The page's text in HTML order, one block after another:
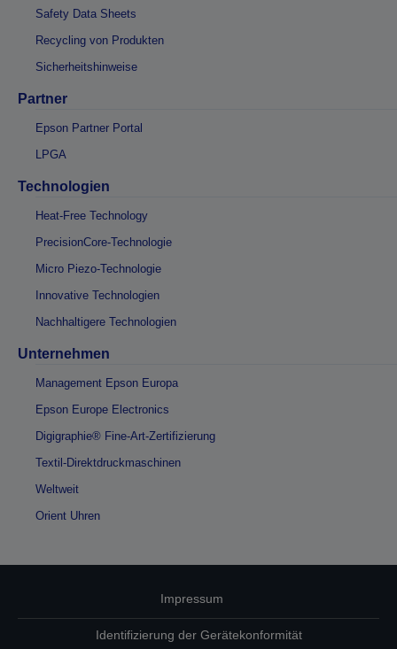
Safety Data Sheets
Recycling von Produkten
Sicherheitshinweise
Partner
Epson Partner Portal
LPGA
Technologien
Heat-Free Technology
PrecisionCore-Technologie
Micro Piezo-Technologie
Innovative Technologien
Nachhaltigere Technologien
Unternehmen
Management Epson Europa
Epson Europe Electronics
Digigraphie® Fine-Art-Zertifizierung
Textil-Direktdruckmaschinen
Weltweit
Orient Uhren
Impressum
Identifizierung der Gerätekonformität